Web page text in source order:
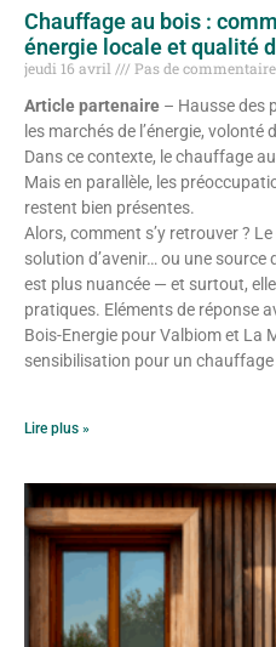
Chauffage au bois :
énergie locale et qualité
jeudi 16 avril
Pas de commentaire
Article partenaire – Hausse des
les marchés de l’énergie, volonté
Dans ce contexte, le chauffage
Mais en parallèle, les
restent bien présentes.
Alors, comment s’y retrouver ?
solution d’avenir… ou une source
est plus nuancée — et surtout,
pratiques. Eléments de réponse
Bois-Energie pour Valbiom et La
sensibilisation pour un
Lire plus »